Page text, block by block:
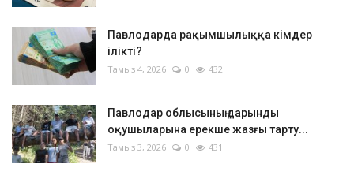
Павлодарда рақымшылыққа кімдер
ілікті?
Тамыз 4, 2026 0 432
Павлодар облысының дарынды
оқушыларына ерекше жазғы тарту...
Тамыз 3, 2026 0 431